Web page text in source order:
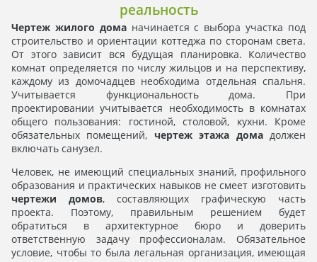
реальность
Чертеж жилого доманачинается с выбора участка под
строительство и ориентации коттеджа по сторонам света.
От этого зависит вся будущая планировка. Количество
комнат определяется по числу жильцов и на перспективу,
каждому из домочадцев необходима отдельная спальня.
Учитывается функциональность дома. При
проектировании учитывается необходимость в комнатах
общего пользования: гостиной, столовой, кухни. Кроме
обязательных помещений, чертеж этажа домадолжен
включать санузел.
Человек, не имеющий специальных знаний, профильного
образования и практических навыков не смеет изготовить
чертежи домов, составляющих графическую часть
проекта. Поэтому, правильным решением будет
обратиться в архитектурное бюро и доверить
ответственную задачу профессионалам. Обязательное
условие, чтобы то была легальная организация, имеющая